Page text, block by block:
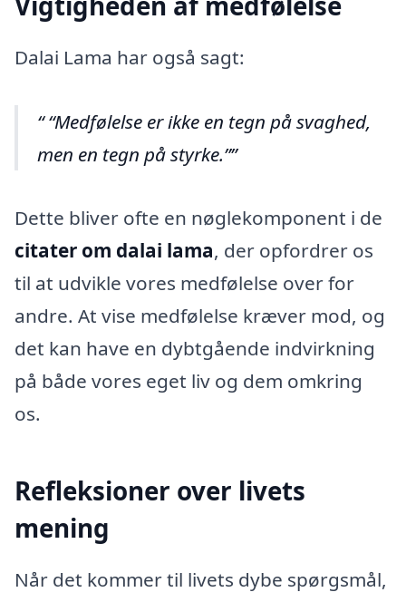
Dalai Lama har også sagt:
“Medfølelse er ikke en tegn på svaghed,
men en tegn på styrke.”
Dette bliver ofte en nøglekomponent i de
citater om dalai lama, der opfordrer os
til at udvikle vores medfølelse over for
andre. At vise medfølelse kræver mod, og
det kan have en dybtgående indvirkning
på både vores eget liv og dem omkring
os.
Refleksioner over livets
mening
Når det kommer til livets dybe spørgsmål,